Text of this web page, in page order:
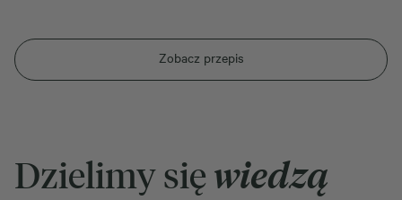
Zobacz przepis
Dzielimy sięwiedzą